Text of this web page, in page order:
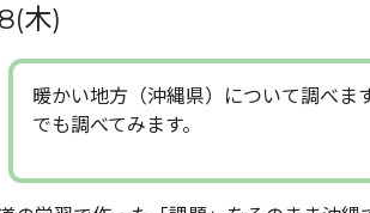
木)
暖かい地方（沖縄県）について調べま
でも調べてみます。